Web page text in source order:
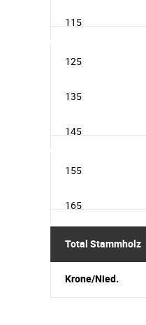
115
125
135
145
155
165
Total Stammholz
Krone/Nied.